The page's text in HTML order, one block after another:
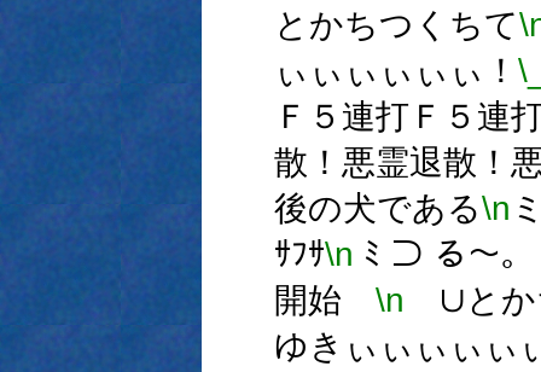
とかちつくちて
ぃぃぃぃぃぃ！
Ｆ５連打Ｆ５連
散！悪霊退散！
後の犬である\n
ｻﾌｻ\n ﾐ ⊃ る～
開始 \n ∪とか
ゆきぃぃぃぃぃ